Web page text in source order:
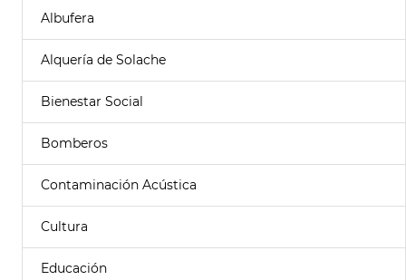
Albufera
Alquería de Solache
Bienestar Social
Bomberos
Contaminación Acústica
Cultura
Educación